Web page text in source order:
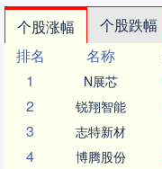
个股涨幅 个股跌幅
排名
名称
1
N展芯
2 锐翔智能
3 志特新材
4 博腾股份